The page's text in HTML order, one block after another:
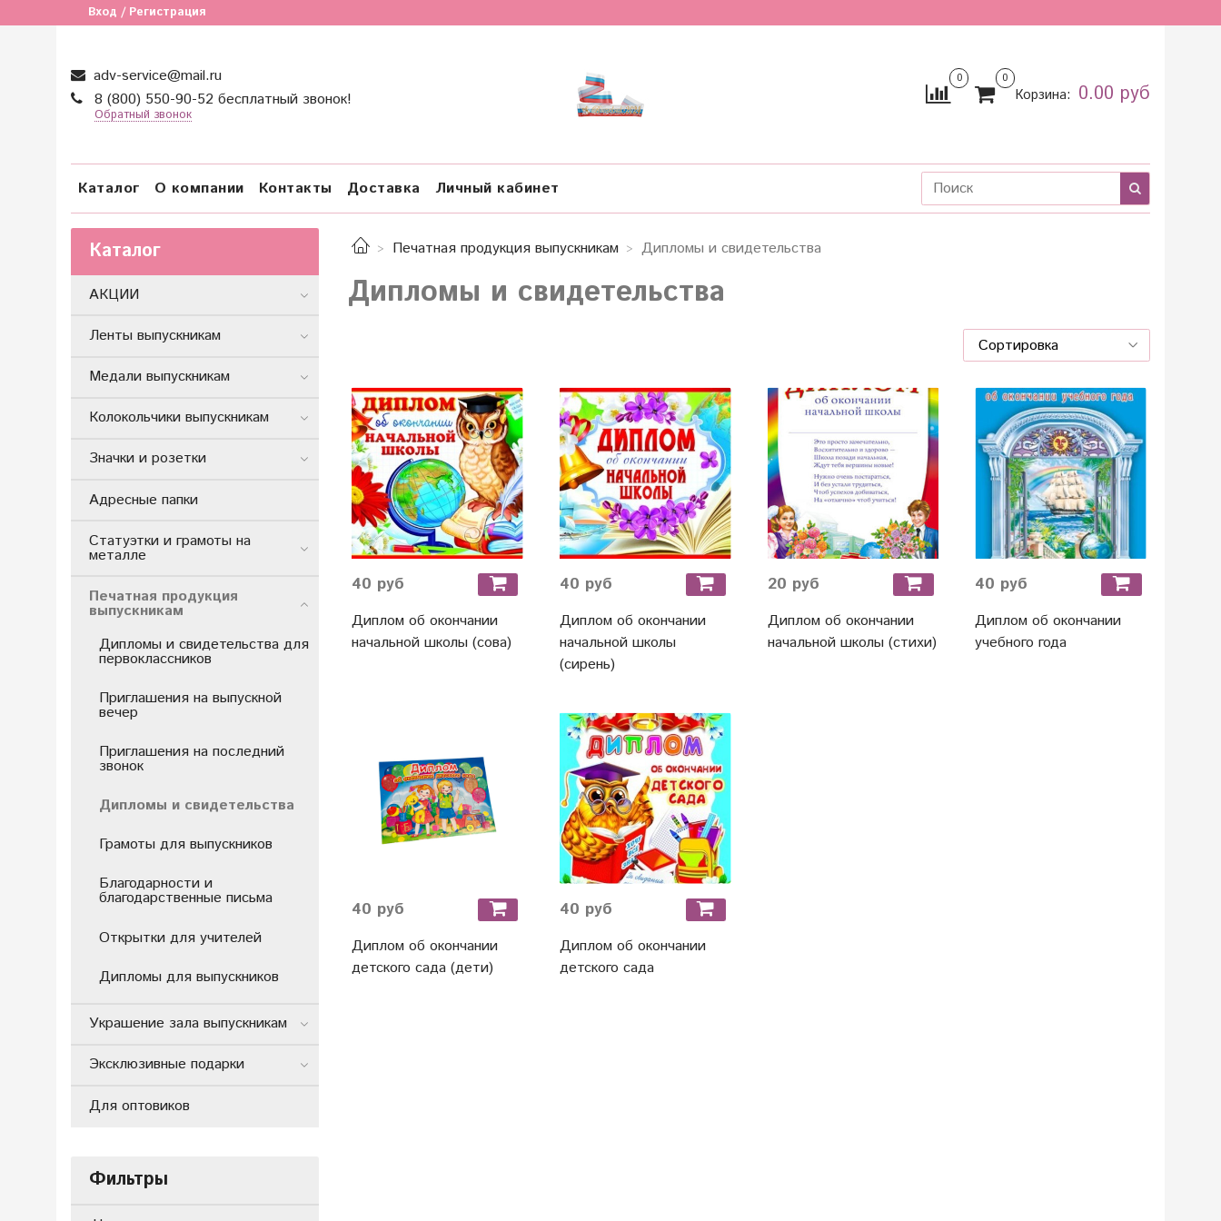
Вход / Регистрация
adv-service@mail.ru
8 (800) 550-90-52 бесплатный звонок!
Обратный звонок
0 0
Корзина: 0.00 руб
Каталог О компании Контакты Доставка Личный кабинет
Печатная продукция выпускникам Дипломы и свидетельства
Дипломы и свидетельства
40 руб
Диплом об окончании
начальной школы (сова)
40 руб
Диплом об окончании
начальной школы
(сирень)
20 руб
Диплом об окончании
начальной школы (стихи)
40 руб
Диплом об окончании
учебного года
40 руб
Диплом об окончании
детского сада (дети)
40 руб
Диплом об окончании
детского сада
Каталог
АКЦИИ
Ленты выпускникам
Медали выпускникам
Колокольчики выпускникам
Значки и розетки
Адресные папки
Статуэтки и грамоты на
металле
Печатная продукция
выпускникам
Дипломы и свидетельства для
первоклассников
Приглашения на выпускной
вечер
Приглашения на последний
звонок
Дипломы и свидетельства
Грамоты для выпускников
Благодарности и
благодарственные письма
Открытки для учителей
Дипломы для выпускников
Украшение зала выпускникам
Эксклюзивные подарки
Для оптовиков
Фильтры